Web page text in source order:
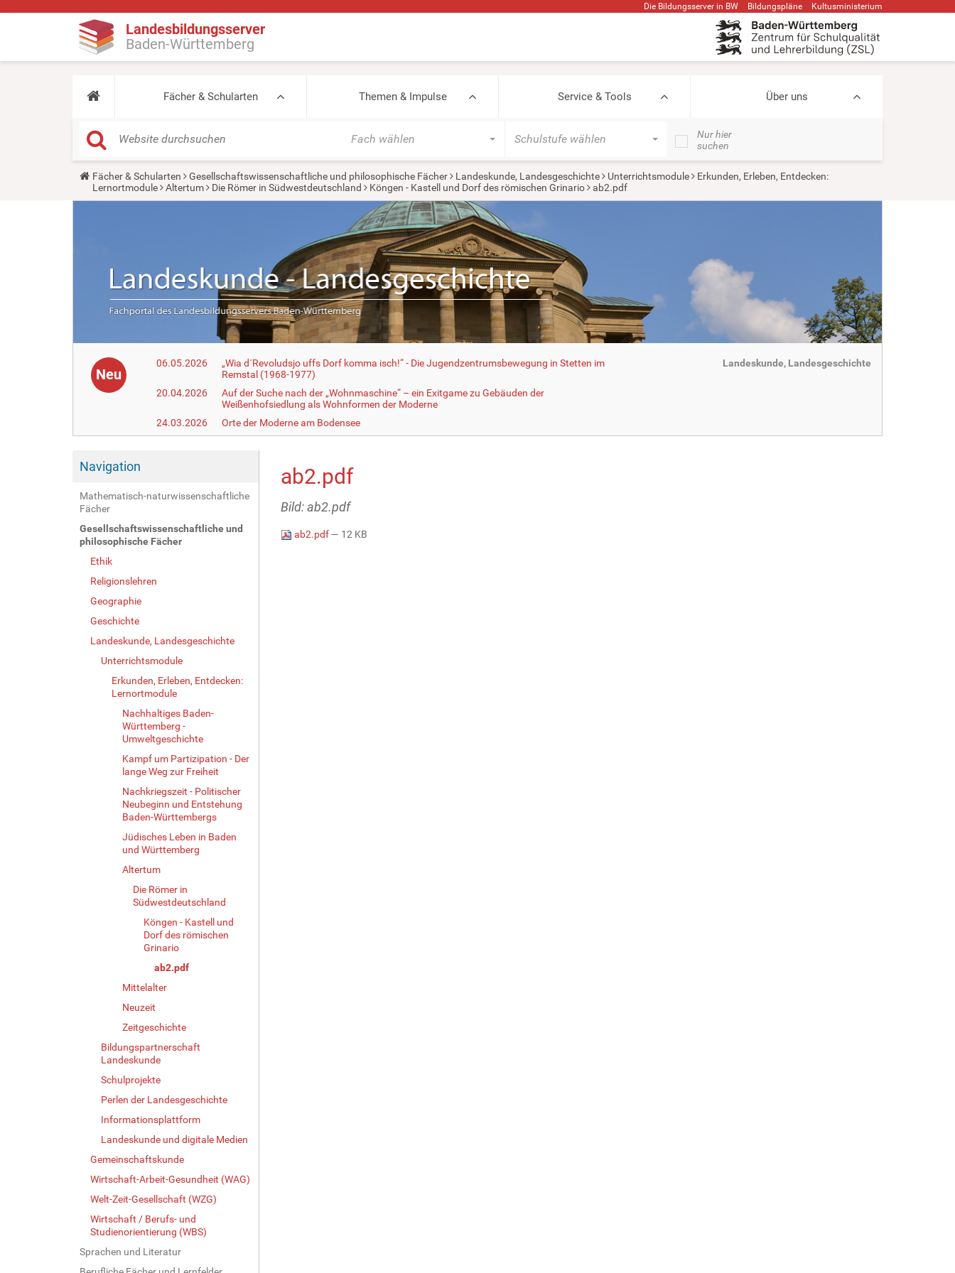
Die Bildungsserver in BW Bildungspläne Kultusministerium
Landesbildungsserver
Baden-Württemberg
Fächer & Schularten Themen & Impulse Service & Tools Über uns
Fach wählen Schulstufe wählen
Nur hier
suchen
Y
u
Fächer & Schularten Gesellschaftswissenschaftliche und philosophische Fächer Landeskunde, Landesgeschichte Unterrichtsmodule
Erkunden, Erleben, Entdecken:
Lernortmodule
Altertum Die Römer in Südwestdeutschland Köngen - Kastell und Dorf des römischen Grinario ab2.pdf
Neu
06.05.2026
„Wia d´Revoludsjo uffs Dorf komma isch!“ - Die Jugendzentrumsbewegung in Stetten im
Remstal (1968-1977)
20.04.2026
Auf der Suche nach der „Wohnmaschine“ – ein Exitgame zu Gebäuden der
Weißenhofsiedlung als Wohnformen der Moderne
24.03.2026
Orte der Moderne am Bodensee
Landeskunde, Landesgeschichte
Navigation
Mathematisch-naturwissenschaftliche
Fächer
Gesellschaftswissenschaftliche und
philosophische Fächer
Ethik
Religionslehren
Geographie
Geschichte
Landeskunde, Landesgeschichte
Unterrichtsmodule
Erkunden, Erleben, Entdecken:
Lernortmodule
Nachhaltiges Baden-
Württemberg -
Umweltgeschichte
Kampf um Partizipation - Der
lange Weg zur Freiheit
Nachkriegszeit - Politischer
Neubeginn und Entstehung
Baden-Württembergs
Jüdisches Leben in Baden
und Württemberg
Altertum
Die Römer in
Südwestdeutschland
Köngen - Kastell und
Dorf des römischen
Grinario
ab2.pdf
Mittelalter
Neuzeit
Zeitgeschichte
Bildungspartnerschaft
Landeskunde
Schulprojekte
Perlen der Landesgeschichte
Informationsplattform
Landeskunde und digitale Medien
Gemeinschaftskunde
Wirtschaft-Arbeit-Gesundheit (WAG)
Welt-Zeit-Gesellschaft (WZG)
Wirtschaft / Berufs- und
Studienorientierung (WBS)
Sprachen und Literatur
ab2.pdf
Bild: ab2.pdf
ab2.pdf— 12 KB